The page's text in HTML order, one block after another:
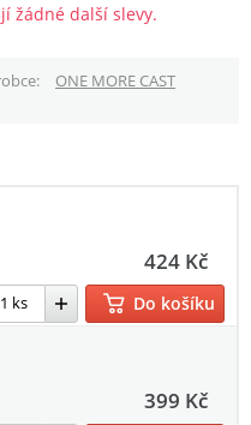
žádné další slevy.
ONE MORE CAST
424 Kč
Do košíku
399 Kč